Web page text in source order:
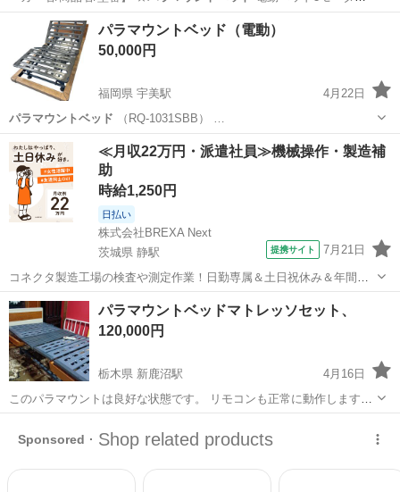
【状態… 福岡市 千代県庁口駅 ベッド パラマウントベッド
パラマウントベッド（電動）
50,000円
福岡県 宇美駅
4月22日
パラマウントベッド （RQ-1031SBB） …
福岡 糟屋郡 宇美駅 ベッド パラマウントベッド
≪月収22万円・派遣社員≫機械操作・製造補
助
時給1,250円
日払い
株式会社BREXA Next
茨城県 静駅
提携サイト 7月21日
コネクタ製造工場の検査や測定作業！日勤専属＆土日祝休み＆年間休
日128日★クリーンルーム内作業★マイカー通勤OK＆無料駐車場あり
★就業先食堂利用可！日払い制度あり！《茨城県常陸大宮市》 人気の
工場のお仕事 ◇コネクタ製造工...
茨城 常陸大宮市 静駅 その他
パラマウントベッドマトレッソセット、
120,000円
栃木県 新鹿沼駅
4月16日
このパラマウントは良好な状態です。 リモコンも正常に動作します。
小さな傷などはありますが、目立ちません。 マットレスも付属してお
り、こちらも良好な状態です。 状態やモデルの詳細などは、掲載され
ている写真でご確認くだ...